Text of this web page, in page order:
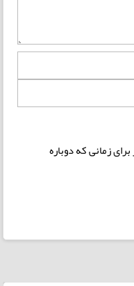
زمانی که دوباره